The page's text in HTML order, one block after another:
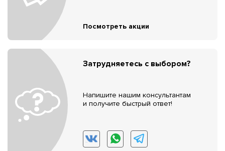
Посмотреть акции
Затрудняетесь с выбором?
Напишите нашим консультантам
и получите быстрый ответ!